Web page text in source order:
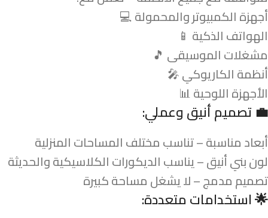
أجهزة الكمبيوتر والمحمولة 💻
الهواتف الذكية 📱
مشغلات الموسيقى 🎵
أنظمة الكاريوكي 🎤
الأجهزة اللوحية 📊
💼تصميم أنيق وعملي:
أبعاد مناسبة – تناسب مختلف المساحات المنزلية
لون بني أنيق – يناسب الديكورات الكلاسيكية والحديثة
تصميم مدمج – لا يشغل مساحة كبيرة
🌟استخدامات متعددة: